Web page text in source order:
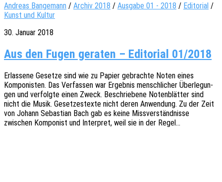
Andreas Bangemann / Archiv 2018 / Ausgabe 01 - 2018 / Editorial /
Kunst und Kultur
30. Januar 2018
Aus den Fugen geraten – Editorial 01/2018
Erlas­se­ne Geset­ze sind wie zu Papier gebrach­te Noten eines
Kompo­nis­ten. Das Verfas­sen war Ergeb­nis mensch­li­cher Über­le­gun­
gen und verfolg­te einen Zweck. Beschrie­be­ne Noten­blät­ter sind
nicht die Musik. Geset­zes­tex­te nicht deren Anwen­dung. Zu der Zeit
von Johann Sebas­ti­an Bach gab es keine Miss­ver­ständ­nis­se
zwischen Kompo­nist und Inter­pret, weil sie in der Regel…